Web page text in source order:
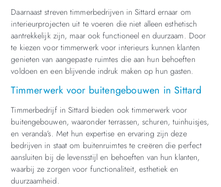
Daarnaast streven timmerbedrijven in Sittard ernaar om
interieurprojecten uit te voeren die niet alleen esthetisch
aantrekkelijk zijn, maar ook functioneel en duurzaam. Door
te kiezen voor timmerwerk voor interieurs kunnen klanten
genieten van aangepaste ruimtes die aan hun behoeften
voldoen en een blijvende indruk maken op hun gasten.
Timmerwerk voor buitengebouwen in Sittard
Timmerbedrijf in Sittard bieden ook timmerwerk voor
buitengebouwen, waaronder terrassen, schuren, tuinhuisjes,
en veranda’s. Met hun expertise en ervaring zijn deze
bedrijven in staat om buitenruimtes te creëren die perfect
aansluiten bij de levensstijl en behoeften van hun klanten,
waarbij ze zorgen voor functionaliteit, esthetiek en
duurzaamheid.